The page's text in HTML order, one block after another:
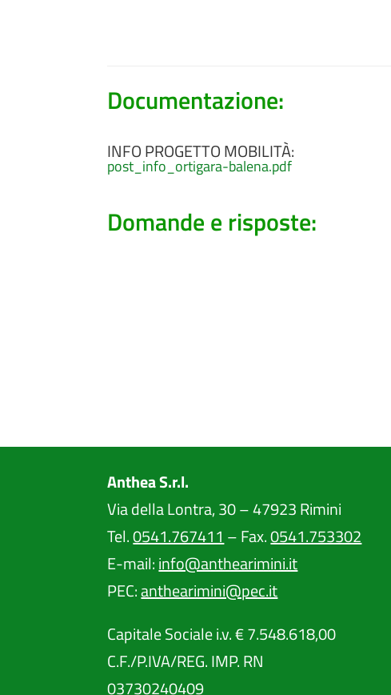
Documentazione:
INFO PROGETTO MOBILITÀ:
post_info_ortigara-balena.pdf
Domande e risposte:
Anthea S.r.l.
Via della Lontra, 30 – 47923 Rimini
Tel.0541.767411 – Fax.0541.753302
E-mail:info@anthearimini.it
PEC:anthearimini@pec.it
Capitale Sociale i.v. € 7.548.618,00
C.F./P.IVA/REG. IMP. RN
03730240409